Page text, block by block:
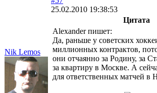
Nik Lemos
25.02.2010 19:38:53
Цитата
Alexander пишет:
Да, раньше у советских
миллионных контрактов,
они отчаянно за Родину, за
за квартиру в Москве. А
для ответственных матчей в